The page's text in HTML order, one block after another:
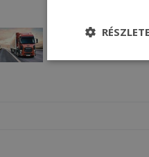
Gondozás és